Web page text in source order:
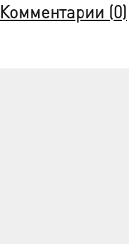
Комментарии (0)